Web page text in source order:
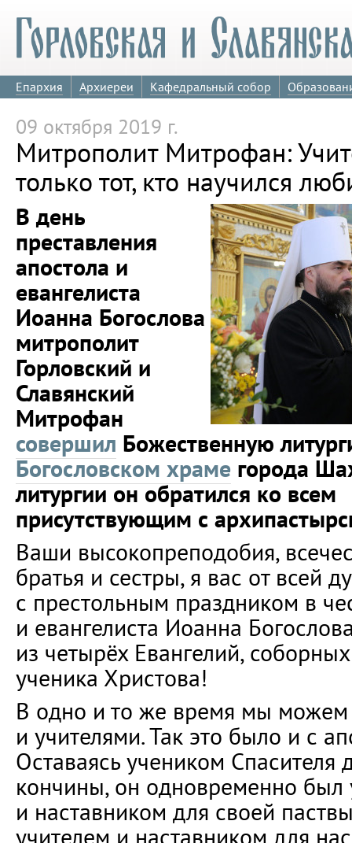
Епархия Архиереи Кафедральный собор
09 октября 2019 г.
Митрополит Митрофан:
только тот, кто научился
В день
преставления
апостола и
евангелиста
Иоанна Богослова
митрополит
Горловский и
Славянский
Митрофан
совершил Божественную
Богословском храме города
литургии он обратился ко всем
присутствующим с
Ваши высокопреподобия,
братья и сестры, я вас от всей
с престольным праздником в
и евангелиста Иоанна
из четырёх Евангелий,
ученика Христова!
В одно и то же время мы можем
и учителями. Так это было и с
Оставаясь учеником
кончины, он одновременно был
и наставником для своей
учителем и наставником для